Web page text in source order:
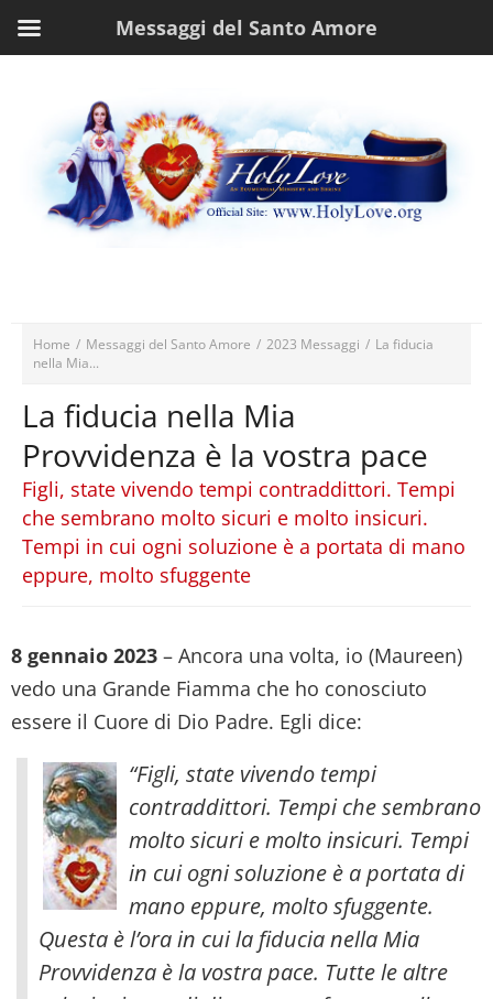
Home / Messaggi del Santo Amore / 2023 Messaggi / La fiducia
nella Mia...
La fiducia nella Mia
Provvidenza è la vostra pace
Figli, state vivendo tempi contraddittori. Tempi
che sembrano molto sicuri e molto insicuri.
Tempi in cui ogni soluzione è a portata di mano
eppure, molto sfuggente
8 gennaio 2023 – Ancora una volta, io (Maureen)
vedo una Grande Fiamma che ho conosciuto
essere il Cuore di Dio Padre. Egli dice:
“Figli, state vivendo tempi
contraddittori. Tempi che sembrano
molto sicuri e molto insicuri. Tempi
in cui ogni soluzione è a portata di
mano eppure, molto sfuggente.
Questa è l’ora in cui la fiducia nella Mia
Provvidenza è la vostra pace. Tutte le altre
Messaggi del Santo Amore